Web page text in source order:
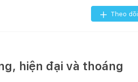
Theo dõi
hiện đại và thoáng